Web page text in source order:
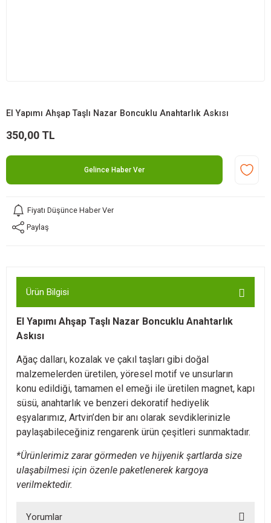
El Yapımı Ahşap Taşlı Nazar Boncuklu Anahtarlık Askısı
350,00 TL
Gelince Haber Ver
Fiyatı Düşünce Haber Ver
Paylaş
Ürün Bilgisi
El Yapımı Ahşap Taşlı Nazar Boncuklu Anahtarlık
Askısı
Ağaç dalları, kozalak ve çakıl taşları gibi doğal
malzemelerden üretilen, yöresel motif ve unsurların
konu edildiği, tamamen el emeği ile üretilen magnet, kapı
süsü, anahtarlık ve benzeri dekoratif hediyelik
eşyalarımız, Artvin’den bir anı olarak sevdiklerinizle
paylaşabileceğiniz rengarenk ürün çeşitleri sunmaktadır.
*Ürünlerimiz zarar görmeden ve hijyenik şartlarda size
ulaşabilmesi için özenle paketlenerek kargoya
verilmektedir.
Yorumlar